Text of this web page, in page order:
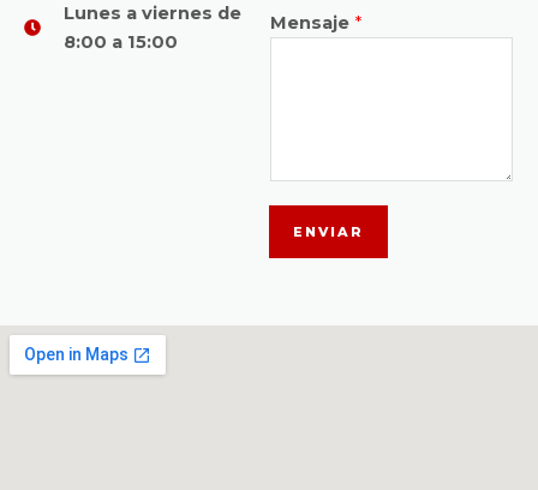
Lunes a viernes de
8:00 a 15:00
Mensaje *
ENVIAR